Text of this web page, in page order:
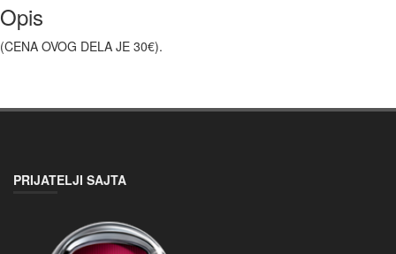
Opis
(CENA OVOG DELA JE 30€).
PRIJATELJI SAJTA